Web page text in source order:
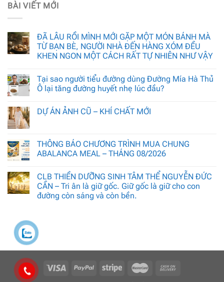
BÀI VIẾT MỚI
ĐÃ LÂU RỒI MÌNH MỚI GẶP MỘT MÓN BÁNH MÀ
TỪ BẠN BÈ, NGƯỜI NHÀ ĐẾN HÀNG XÓM ĐỀU
KHEN NGON MỘT CÁCH RẤT TỰ NHIÊN NHƯ VẬY
Tại sao người tiểu đường dùng Đường Mía Hà Thủ
Ô lại tăng đường huyết nhẹ lúc đầu?
DỰ ÁN ẢNH CŨ – KHÍ CHẤT MỚI
THÔNG BÁO CHƯƠNG TRÌNH MUA CHUNG
ABALANCA MEAL – THÁNG 08/2026
CLB THIỀN DƯỠNG SINH TÂM THỂ NGUYỄN ĐỨC
CẦN – Tri ân là giữ gốc. Giữ gốc là giữ cho con
đường còn sáng và còn bền.